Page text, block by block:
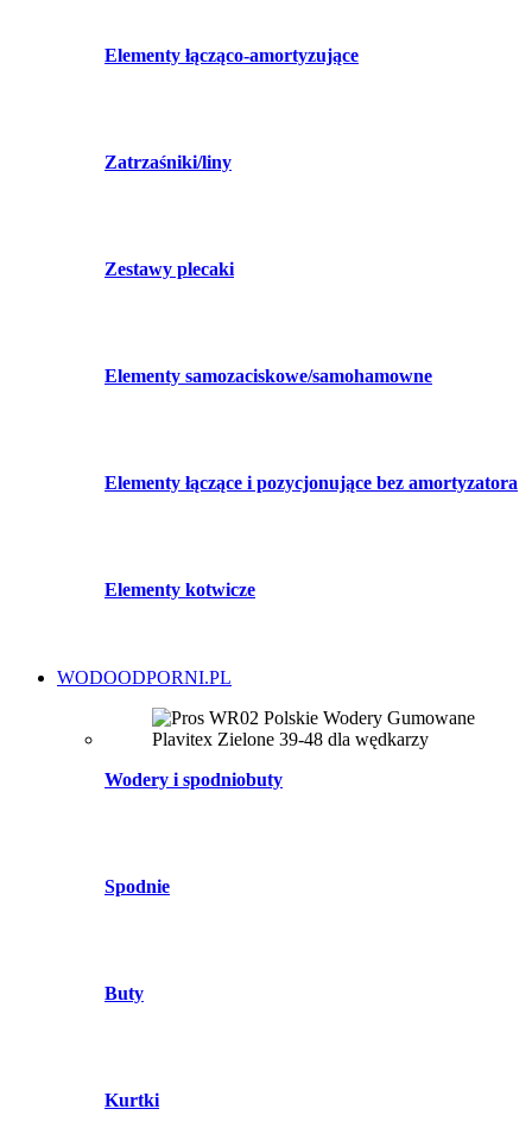
Elementy łącząco-amortyzujące
Zatrzaśniki/liny
Zestawy plecaki
Elementy samozaciskowe/samohamowne
Elementy łączące i pozycjonujące bez amortyzatora
Elementy kotwicze
WODOODPORNI.PL
Wodery i spodniobuty
Spodnie
Buty
Kurtki